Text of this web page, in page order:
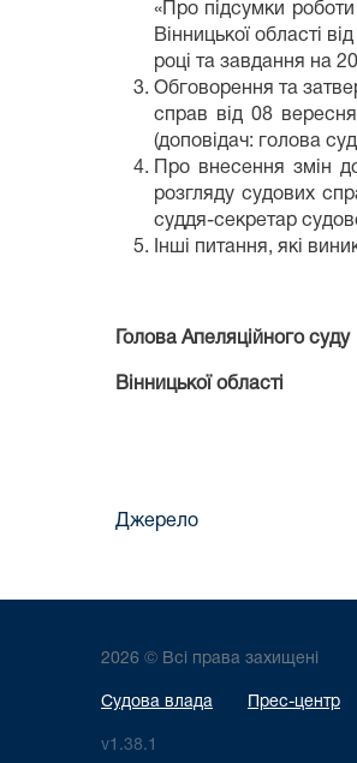
«Про підсумки роботи
Вінницької області
році та завдання на
Обговорення та
справ від 08
(доповідач: голова
Про внесення змін
розгляду судових
суддя-секретар
Інші питання, які
Голова Апеляційного суду
Вінницької
Джерело
2026 © Всі права захищені
Судова влада Прес-центр
v1.38.1